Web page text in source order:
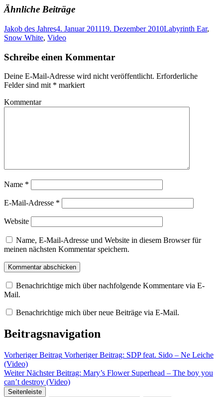
Ähnliche Beiträge
Jakob des Jahres4. Januar 201119. Dezember 2010Labyrinth Ear,
Snow White, Video
Schreibe einen Kommentar
Deine E-Mail-Adresse wird nicht veröffentlicht. Erforderliche
Felder sind mit * markiert
Kommentar
Name *
E-Mail-Adresse *
Website
Name, E-Mail-Adresse und Website in diesem Browser für
meinen nächsten Kommentar speichern.
Benachrichtige mich über nachfolgende Kommentare via E-
Mail.
Benachrichtige mich über neue Beiträge via E-Mail.
Beitragsnavigation
Vorheriger Beitrag Vorheriger Beitrag: SDP feat. Sido – Ne Leiche
(Video)
Weiter Nächster Beitrag: Mary’s Flower Superhead – The boy you
can’t destroy (Video)
Seitenleiste